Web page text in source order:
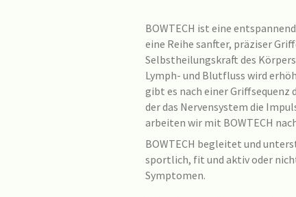
BOWTECH ist eine
eine Reihe sanfter, präziser
Selbstheilungskraft des
Lymph- und Blutfluss wird
gibt es nach einer Griffsequenz
der das Nervensystem die
arbeiten wir mit BOWTECH
BOWTECH begleitet und
sportlich, fit und aktiv oder
Symptomen.